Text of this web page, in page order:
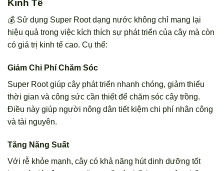
Kinh Tế
💰 Sử dụng Super Root dạng nước không chỉ mang lại
hiệu quả trong việc kích thích sự phát triển của cây mà còn
có giá trị kinh tế cao. Cụ thể:
Giảm Chi Phí Chăm Sóc
Super Root giúp cây phát triển nhanh chóng, giảm thiểu
thời gian và công sức cần thiết để chăm sóc cây trồng.
Điều này giúp người nông dân tiết kiệm chi phí nhân công
và tài nguyên.
Tăng Năng Suất
Với rễ khỏe mạnh, cây có khả năng hút dinh dưỡng tốt